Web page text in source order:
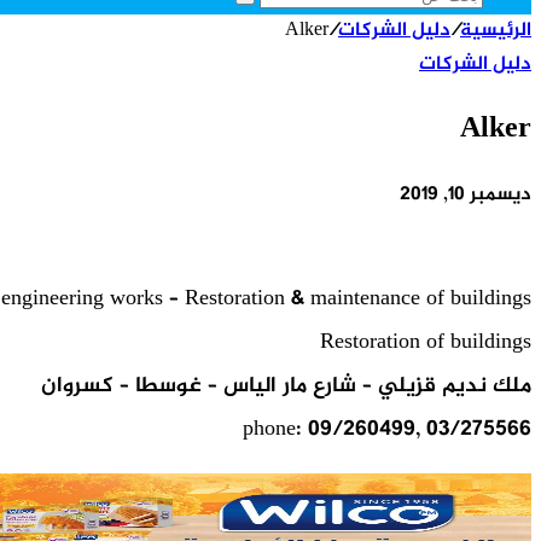
بحث
الرئيسية/دليل الشركات/
Alker
دليل الشركات
Alker
ديسمبر 10, 2019
works – Restoration & maintenance of buildings
Restoration of buildings
ملك نديم قزيلي – شارع مار الياس – غوسطا – كسروان
phone: 09/260499, 03/275566